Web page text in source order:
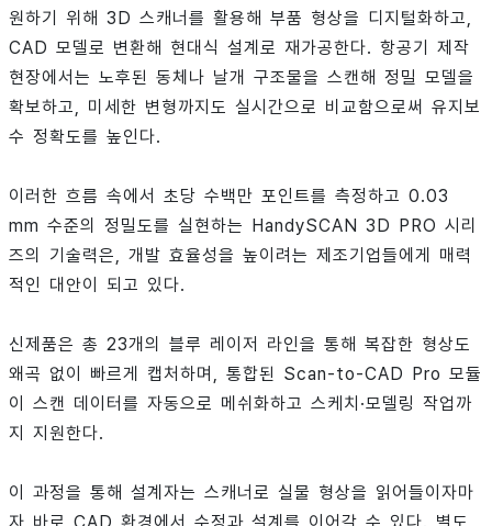
원하기 위해 3D 스캐너를 활용해 부품 형상을 디지털화하고,
CAD 모델로 변환해 현대식 설계로 재가공한다. 항공기 제작
현장에서는 노후된 동체나 날개 구조물을 스캔해 정밀 모델을
확보하고, 미세한 변형까지도 실시간으로 비교함으로써 유지보
수 정확도를 높인다.
이러한 흐름 속에서 초당 수백만 포인트를 측정하고 0.03
mm 수준의 정밀도를 실현하는 HandySCAN 3D PRO 시리
즈의 기술력은, 개발 효율성을 높이려는 제조기업들에게 매력
적인 대안이 되고 있다.
신제품은 총 23개의 블루 레이저 라인을 통해 복잡한 형상도
왜곡 없이 빠르게 캡처하며, 통합된 Scan-to-CAD Pro 모듈
이 스캔 데이터를 자동으로 메쉬화하고 스케치·모델링 작업까
지 지원한다.
이 과정을 통해 설계자는 스캐너로 실물 형상을 읽어들이자마
자 바로 CAD 환경에서 수정과 설계를 이어갈 수 있다. 별도